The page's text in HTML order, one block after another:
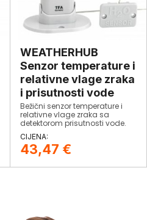
WEATHERHUB
Senzor temperature i
relativne vlage zraka
i prisutnosti vode
Bežični senzor temperature i
relativne vlage zraka sa
detektorom prisutnosti vode.
43,47 €